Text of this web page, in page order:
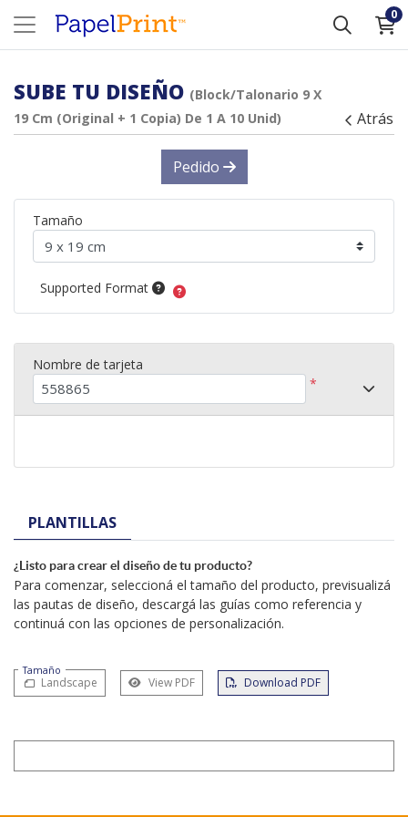
0
SUBE TU DISEÑO (Block/Talonario 9 X
19 Cm (Original + 1 Copia) De 1 A 10 Unid)
Atrás
PLANTILLAS
¿Listo para crear el diseño de tu producto?
Para comenzar, seleccioná el tamaño del producto, previsualizá
las pautas de diseño, descargá las guías como referencia y
continuá con las opciones de personalización.
Tamaño
Landscape View PDF Download PDF
Pedido
Tamaño
Supported Format
Nombre de tarjeta
*